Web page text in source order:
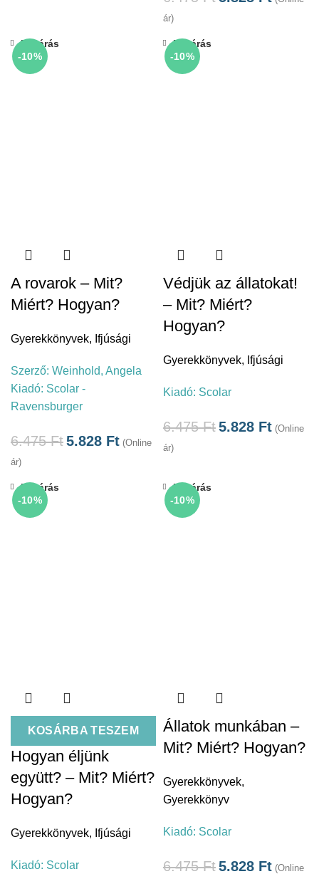
ár)
-10%
Bezárás
A rovarok – Mit?
Miért? Hogyan?
Gyerekkönyvek, Ifjúsági
Szerző: Weinhold, Angela
Kiadó: Scolar -
Ravensburger
6.475Ft5.828 Ft (Online
ár)
-10%
Bezárás
Védjük az állatokat!
– Mit? Miért?
Hogyan?
Gyerekkönyvek, Ifjúsági
Kiadó: Scolar
6.475Ft5.828 Ft (Online
ár)
-10%
KOSÁRBA TESZEM
Bezárás
Hogyan éljünk
együtt? – Mit? Miért?
Hogyan?
Gyerekkönyvek, Ifjúsági
Kiadó: Scolar
-10%
Bezárás
Állatok munkában –
Mit? Miért? Hogyan?
Gyerekkönyvek,
Gyerekkönyv
Kiadó: Scolar
6.475Ft5.828 Ft (Online